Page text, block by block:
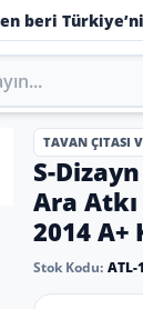
beri
TAVAN ÇITASI
S-
Ara Atkı
2014 A+
Stok Kodu: ATL-